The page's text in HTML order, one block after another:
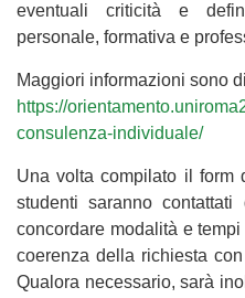
eventuali criticità e
personale, formativa e
Maggiori informazioni sono
https://
consulenza-individuale/
Una volta compilato il form
studenti saranno contattati
concordare modalità e
coerenza della richiesta
Qualora necessario, sarà